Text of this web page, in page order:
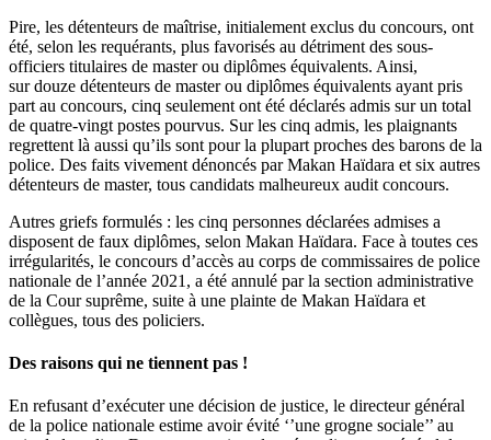
Pire, les détenteurs de maîtrise, initialement exclus du concours, ont
été, selon les requérants, plus favorisés au détriment des sous-
officiers titulaires de master ou diplômes équivalents. Ainsi,
sur douze détenteurs de master ou diplômes équivalents ayant pris
part au concours, cinq seulement ont été déclarés admis sur un total
de quatre-vingt postes pourvus. Sur les cinq admis, les plaignants
regrettent là aussi qu’ils sont pour la plupart proches des barons de la
police. Des faits vivement dénoncés par Makan Haïdara et six autres
détenteurs de master, tous candidats malheureux audit concours.
Autres griefs formulés : les cinq personnes déclarées admises a
disposent de faux diplômes, selon Makan Haïdara. Face à toutes ces
irrégularités, le concours d’accès au corps de commissaires de police
nationale de l’année 2021, a été annulé par la section administrative
de la Cour suprême, suite à une plainte de Makan Haïdara et
collègues, tous des policiers.
Des raisons qui ne tiennent pas !
En refusant d’exécuter une décision de justice, le directeur général
de la police nationale estime avoir évité ‘’une grogne sociale’’ au